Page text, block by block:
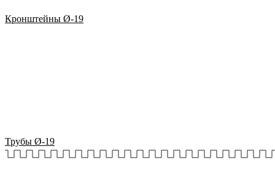
Кронштейны Ø-19
Трубы Ø-19